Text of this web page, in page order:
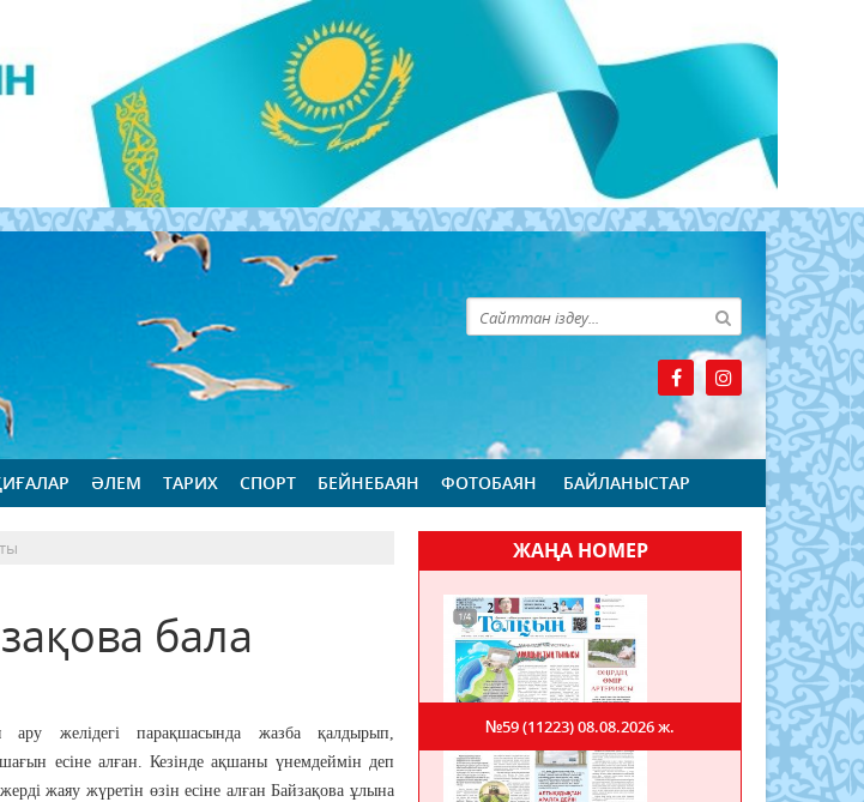
ӘЛЕМ ТАРИХ СПОРТ БЕЙНЕБАЯН ФОТОБАЯН БАЙЛАНЫСТАР
бала
ару желідегі парақшасында жазба қалдырып,
есіне алған. Кезінде ақшаны үнемдеймін деп
жаяу жүретін өзін есіне алған Байзақова ұлына
ЖАҢА НОМЕР
№59 (11223)08.08.2026 ж.